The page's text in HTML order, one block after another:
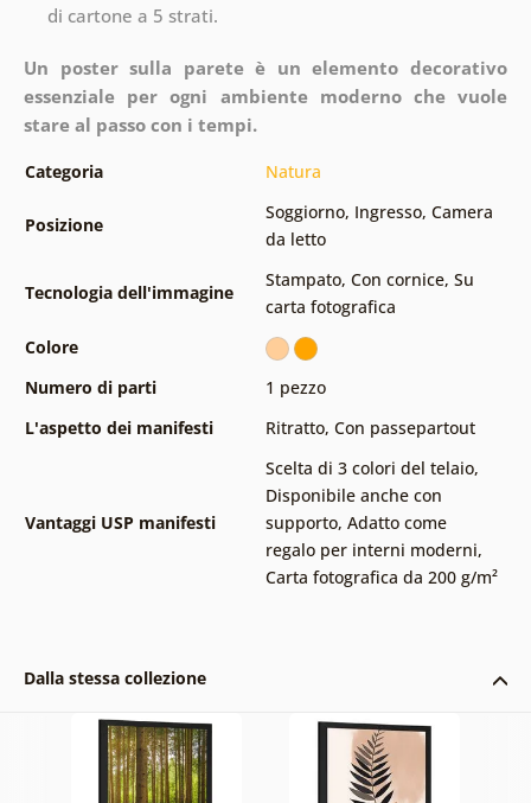
di cartone a 5 strati.
Un poster sulla parete è un elemento decorativo
essenziale per ogni ambiente moderno che vuole
stare al passo con i tempi.
Categoria Natura
Posizione
Soggiorno, Ingresso, Camera
da letto
Tecnologia dell'immagine
Stampato, Con cornice, Su
carta fotografica
Colore
Numero di parti
1 pezzo
L'aspetto dei manifesti
Ritratto, Con passepartout
Vantaggi USP manifesti
Scelta di 3 colori del telaio,
Disponibile anche con
supporto, Adatto come
regalo per interni moderni,
Carta fotografica da 200 g/m²
Dalla stessa collezione